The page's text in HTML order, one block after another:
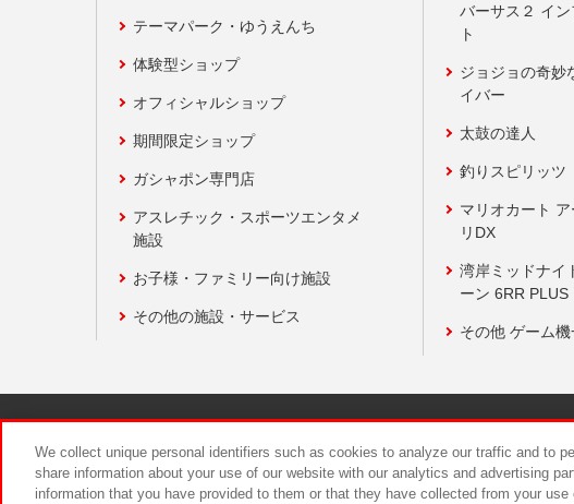
テーマパーク・ゆうえんち
体験型ショップ
オフィシャルショップ
期間限定ショップ
ガシャポン専門店
アスレチック・スポーツエンタメ
施設
お子様・ファミリー向け施設
その他の施設・サービス
バーサス２ イ
ト
ジョジョの奇妙
イバー
太鼓の達人
釣りスピリッツ
マリオカート
リDX
湾岸ミッドナイ
ーン 6RR PLUS
その他 ゲーム
食品のご提供について
We collect unique personal identifiers such as cookies to analyze our traffic and to
share information about your use of our website with our analytics and advertising
information that you have provided to them or that they have collected from your